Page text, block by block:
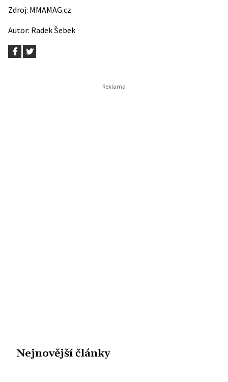
Zdroj: MMAMAG.cz
Autor: Radek Šebek
Nejnovější články